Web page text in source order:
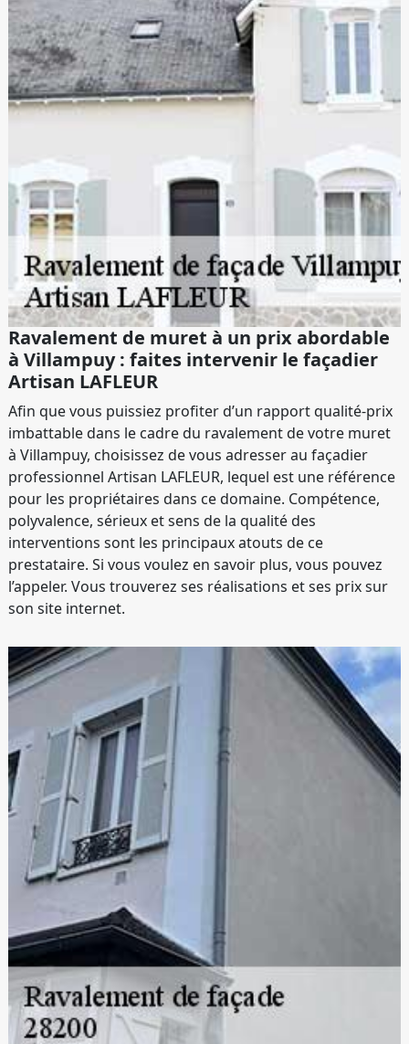
Ravalement de muret à un prix abordable
à Villampuy : faites intervenir le façadier
Artisan LAFLEUR
Afin que vous puissiez profiter d’un rapport qualité-prix
imbattable dans le cadre du ravalement de votre muret
à Villampuy, choisissez de vous adresser au façadier
professionnel Artisan LAFLEUR, lequel est une référence
pour les propriétaires dans ce domaine. Compétence,
polyvalence, sérieux et sens de la qualité des
interventions sont les principaux atouts de ce
prestataire. Si vous voulez en savoir plus, vous pouvez
l’appeler. Vous trouverez ses réalisations et ses prix sur
son site internet.